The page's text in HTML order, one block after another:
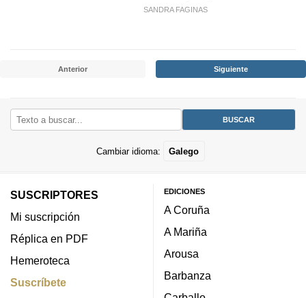
SANDRA FAGINAS
Anterior Siguiente
Cambiar idioma: Galego
SUSCRIPTORES
Mi suscripción
Réplica en PDF
Hemeroteca
Suscríbete
EDICIONES
A Coruña
A Mariña
Arousa
Barbanza